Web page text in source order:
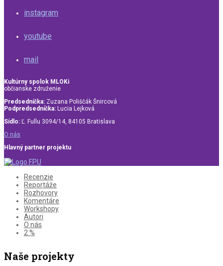
instagram
youtube
mail
Kultúrny spolok MLOKi
občianske združenie
Predsedníčka: Zuzana Poliščák Šnircová
Podpredsedníčka: Lucia Lejková
Sídlo: Ľ. Fullu 3094/14, 84105 Bratislava
O nás
Hlavný partner projektu
Recenzie
Reportáže
Rozhovory
Komentáre
Workshopy
Autori
O nás
2 %
Naše projekty